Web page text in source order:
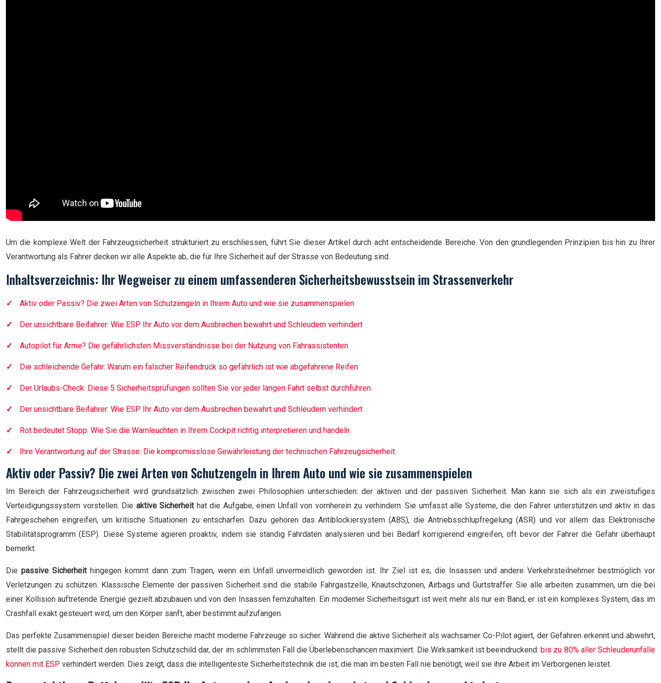
Um die komplexe Welt der Fahrzeugsicherheit strukturiert zu erschliessen, führt Sie dieser Artikel durch acht entscheidende Bereiche. Von den grundlegenden Prinzipien bis hin zu Ihrer
Verantwortung als Fahrer decken wir alle Aspekte ab, die für Ihre Sicherheit auf der Strasse von Bedeutung sind.
Inhaltsverzeichnis: Ihr Wegweiser zu einem umfassenderen Sicherheitsbewusstsein im Strassenverkehr
Aktiv oder Passiv? Die zwei Arten von Schutzengeln in Ihrem Auto und wie sie zusammenspielen
Der unsichtbare Beifahrer: Wie ESP Ihr Auto vor dem Ausbrechen bewahrt und Schleudern verhindert
Autopilot für Arme? Die gefährlichsten Missverständnisse bei der Nutzung von Fahrassistenten
Die schleichende Gefahr: Warum ein falscher Reifendruck so gefährlich ist wie abgefahrene Reifen
Der Urlaubs-Check: Diese 5 Sicherheitsprüfungen sollten Sie vor jeder langen Fahrt selbst durchführen
Der unsichtbare Beifahrer: Wie ESP Ihr Auto vor dem Ausbrechen bewahrt und Schleudern verhindert
Rot bedeutet Stopp: Wie Sie die Warnleuchten in Ihrem Cockpit richtig interpretieren und handeln
Ihre Verantwortung auf der Strasse: Die kompromisslose Gewährleistung der technischen Fahrzeugsicherheit
Aktiv oder Passiv? Die zwei Arten von Schutzengeln in Ihrem Auto und wie sie zusammenspielen
Im Bereich der Fahrzeugsicherheit wird grundsätzlich zwischen zwei Philosophien unterschieden: der aktiven und der passiven Sicherheit. Man kann sie sich als ein zweistufiges
Verteidigungssystem vorstellen. Die aktive Sicherheithat die Aufgabe, einen Unfall von vornherein zu verhindern. Sie umfasst alle Systeme, die den Fahrer unterstützen und aktiv in das
Fahrgeschehen eingreifen, um kritische Situationen zu entschärfen. Dazu gehören das Antiblockiersystem (ABS), die Antriebsschlupfregelung (ASR) und vor allem das Elektronische
Stabilitätsprogramm (ESP). Diese Systeme agieren proaktiv, indem sie ständig Fahrdaten analysieren und bei Bedarf korrigierend eingreifen, oft bevor der Fahrer die Gefahr überhaupt
bemerkt.
Diepassive Sicherheithingegen kommt dann zum Tragen, wenn ein Unfall unvermeidlich geworden ist. Ihr Ziel ist es, die Insassen und andere Verkehrsteilnehmer bestmöglich vor
Verletzungen zu schützen. Klassische Elemente der passiven Sicherheit sind die stabile Fahrgastzelle, Knautschzonen, Airbags und Gurtstraffer. Sie alle arbeiten zusammen, um die bei
einer Kollision auftretende Energie gezielt abzubauen und von den Insassen fernzuhalten. Ein moderner Sicherheitsgurt ist weit mehr als nur ein Band; er ist ein komplexes System, das im
Crashfall exakt gesteuert wird, um den Körper sanft, aber bestimmt aufzufangen.
Das perfekte Zusammenspiel dieser beiden Bereiche macht moderne Fahrzeuge so sicher. Während die aktive Sicherheit als wachsamer Co-Pilot agiert, der Gefahren erkennt und abwehrt,
stellt die passive Sicherheit den robusten Schutzschild dar, der im schlimmsten Fall die Überlebenschancen maximiert. Die Wirksamkeit ist beeindruckend:bis zu 80% aller Schleuderunfälle
können mit ESP verhindert werden. Dies zeigt, dass die intelligenteste Sicherheitstechnik die ist, die man im besten Fall nie benötigt, weil sie ihre Arbeit im Verborgenen leistet.